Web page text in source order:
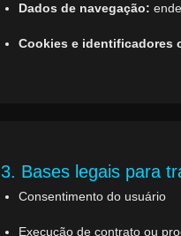
Dados de navegação:
Cookies e identificadores
3. Bases legais para
Consentimento do usuário
Execução de contrato ou